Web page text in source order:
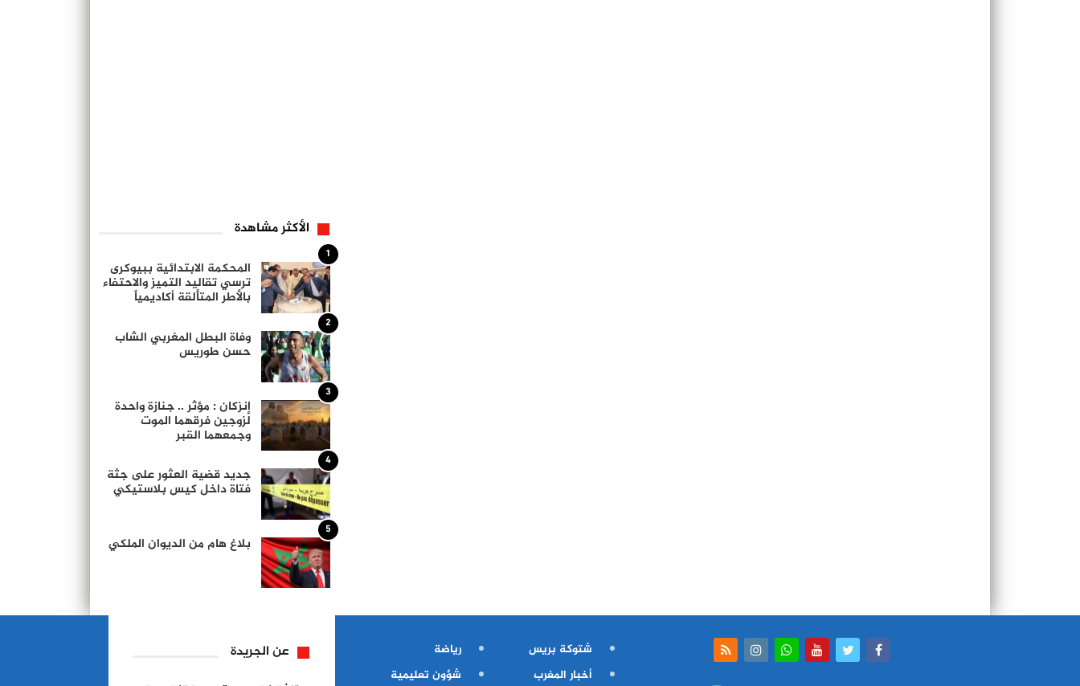
الأكثر مشاهدة
1
المحكمة الابتدائية ببيوكرى
ترسي تقاليد التميز والاحتفاء
بالأطر المتألقة أكاديمياً
2
وفاة البطل المغربي الشاب
حسن طوريس
3
إنزكان : مؤثر .. جنازة واحدة
لزوجين فرقهما الموت
وجمعهما القبر
4
جديد قضية العثور على جثة
فتاة داخل كيس بلاستيكي
5
بلاغ هام من الديوان الملكي
شتوكة بريس
أخبار المغرب
رياضة
شؤون تعليمية
عن الجريدة